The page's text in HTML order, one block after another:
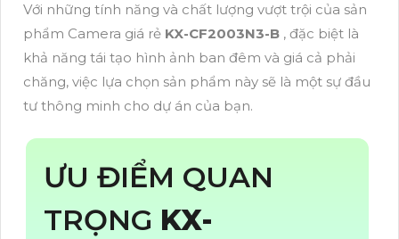
Với những tính năng và chất lượng vượt trội của sản
phẩm Camera giá rẻ KX-CF2003N3-B , đặc biệt là
khả năng tái tạo hình ảnh ban đêm và giá cả phải
chăng, việc lựa chọn sản phẩm này sẽ là một sự đầu
tư thông minh cho dự án của bạn.
ƯU ĐIỂM QUAN
TRỌNG KX-